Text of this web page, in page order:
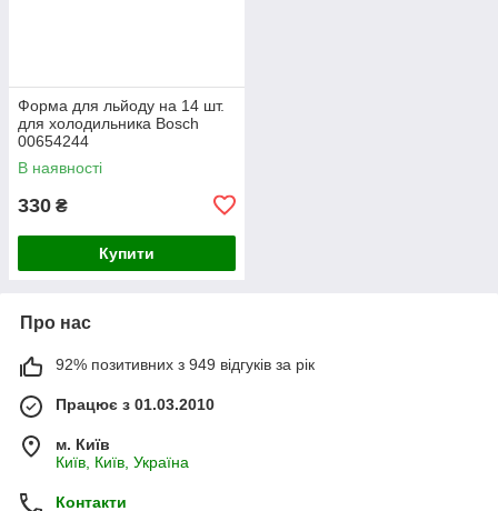
Форма для льйоду на 14 шт.
для холодильника Bosch
00654244
В наявності
330 ₴
Купити
Про нас
92% позитивних з 949 відгуків за рік
Працює з 01.03.2010
м. Київ
Київ, Київ, Україна
Контакти